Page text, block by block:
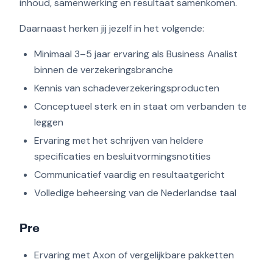
inhoud, samenwerking en resultaat samenkomen.
Daarnaast herken jij jezelf in het volgende:
Minimaal 3–5 jaar ervaring als Business Analist
binnen de verzekeringsbranche
Kennis van schadeverzekeringsproducten
Conceptueel sterk en in staat om verbanden te
leggen
Ervaring met het schrijven van heldere
specificaties en besluitvormingsnotities
Communicatief vaardig en resultaatgericht
Volledige beheersing van de Nederlandse taal
Pre
Ervaring met Axon of vergelijkbare pakketten